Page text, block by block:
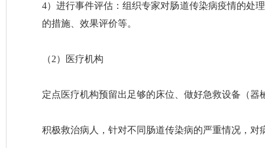
4）进行事件评估：组织专家对肠道传染病疫情的处
的措施、效果评价等。
（2）医疗机构
定点医疗机构预留出足够的床位、做好急救设备（器
积极救治病人，针对不同肠道传染病的严重情况，